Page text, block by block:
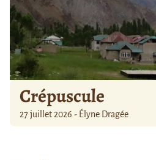
Crépuscule
27 juillet 2026 - Élyne Dragée